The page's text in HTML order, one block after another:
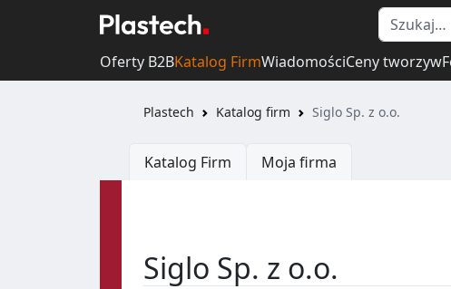
Oferty B2BKatalog FirmWiadomościCeny tworzyw
Plastech Katalog firm Siglo Sp. z o.o.
Katalog Firm Moja firma
Siglo Sp. z o.o.